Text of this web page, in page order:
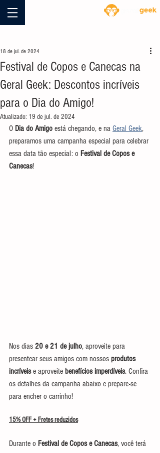
Festival de Copos e Canecas na
Geral Geek: Descontos incríveis
para o Dia do Amigo!
18 de jul. de 2024
Atualizado: 19 de jul. de 2024
O Dia do Amigo está chegando, e na Geral Geek,
preparamos uma campanha especial para celebrar
essa data tão especial: o Festival de Copos e
Canecas!
Nos dias 20 e 21 de julho, aproveite para
presentear seus amigos com nossos produtos
incríveis e aproveite benefícios imperdíveis. Confira
os detalhes da campanha abaixo e prepare-se
para encher o carrinho!
15% OFF + Fretes reduzidos
Durante o Festival de Copos e Canecas, você terá